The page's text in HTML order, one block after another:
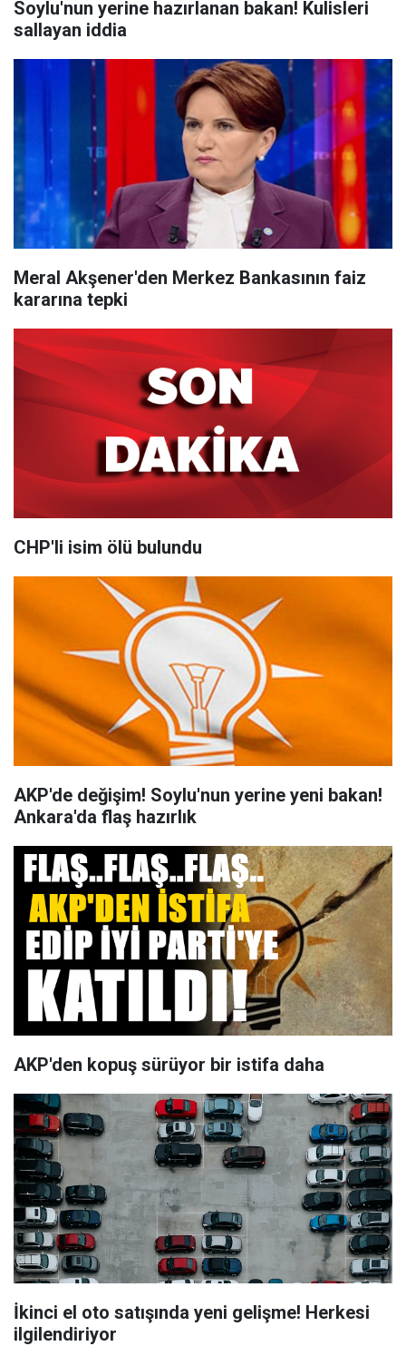
Soylu'nun yerine hazırlanan bakan! Kulisleri
sallayan iddia
Meral Akşener'den Merkez Bankasının faiz
kararına tepki
CHP'li isim ölü bulundu
AKP'de değişim! Soylu'nun yerine yeni bakan!
Ankara'da flaş hazırlık
AKP'den kopuş sürüyor bir istifa daha
İkinci el oto satışında yeni gelişme! Herkesi
ilgilendiriyor